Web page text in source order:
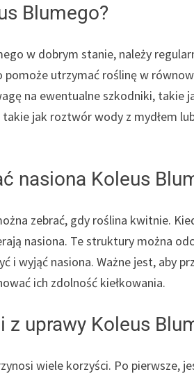
Blumego?
w dobrym stanie, należy
pomoże utrzymać roślinę w
na ewentualne szkodniki, takie
jak roztwór wody z mydłem
nasiona Koleus
zebrać, gdy roślina kwitnie.
nasiona. Te struktury można
i wyjąć nasiona. Ważne jest, aby
ich zdolność kiełkowania.
z uprawy Koleus
wiele korzyści. Po pierwsze,